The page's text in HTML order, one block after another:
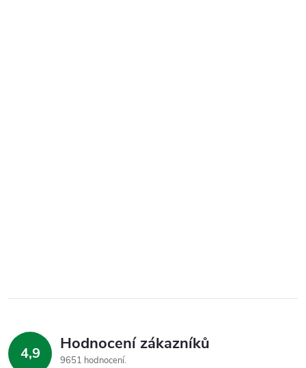
4,9 Hodnocení zákazníků
9651 hodnocení